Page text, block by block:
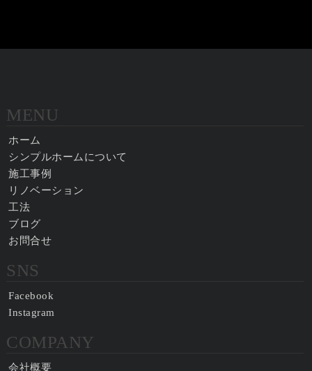
MENU
ホーム
シンプルホームについて
施工事例
リノベーション
工法
ブログ
お問合せ
SNS
Facebook
Instagram
COMPANY
会社概要